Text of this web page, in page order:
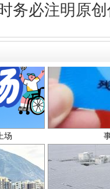
务必注明原
场